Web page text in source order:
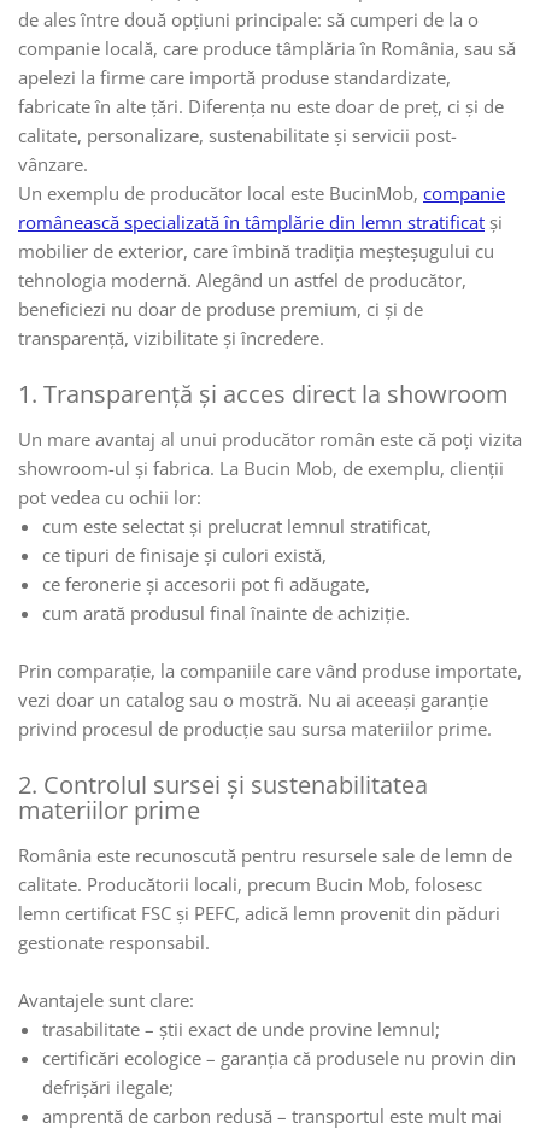
de ales între două opțiuni principale: să cumperi de la o
companie locală, care produce tâmplăria în România, sau să
apelezi la firme care importă produse standardizate,
fabricate în alte țări. Diferența nu este doar de preț, ci și de
calitate, personalizare, sustenabilitate și servicii post-
vânzare.
Un exemplu de producător local este BucinMob, companie
românească specializată în tâmplărie din lemn stratificat și
mobilier de exterior, care îmbină tradiția meșteșugului cu
tehnologia modernă. Alegând un astfel de producător,
beneficiezi nu doar de produse premium, ci și de
transparență, vizibilitate și încredere.
1. Transparență și acces direct la showroom
Un mare avantaj al unui producător român este că poți vizita
showroom-ul și fabrica. La Bucin Mob, de exemplu, clienții
pot vedea cu ochii lor:
cum este selectat și prelucrat lemnul stratificat,
ce tipuri de finisaje și culori există,
ce feronerie și accesorii pot fi adăugate,
cum arată produsul final înainte de achiziție.
Prin comparație, la companiile care vând produse importate,
vezi doar un catalog sau o mostră. Nu ai aceeași garanție
privind procesul de producție sau sursa materiilor prime.
2. Controlul sursei și sustenabilitatea
materiilor prime
România este recunoscută pentru resursele sale de lemn de
calitate. Producătorii locali, precum Bucin Mob, folosesc
lemn certificat FSC și PEFC, adică lemn provenit din păduri
gestionate responsabil.
Avantajele sunt clare:
trasabilitate – știi exact de unde provine lemnul;
certificări ecologice – garanția că produsele nu provin din
defrișări ilegale;
amprentă de carbon redusă – transportul este mult mai